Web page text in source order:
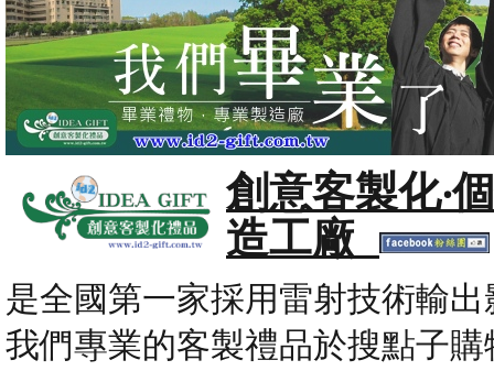
創意客製化‧
造工廠
是全國第一家採用雷射技術輸
我們專業的客製禮品於搜點子